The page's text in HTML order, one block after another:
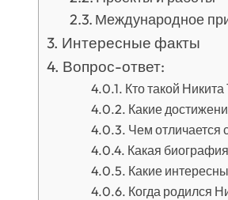
Международное
Интересные факты
Вопрос-ответ:
Кто такой Никита
Какие
Чем отличается
Какая
Какие
Когда родился